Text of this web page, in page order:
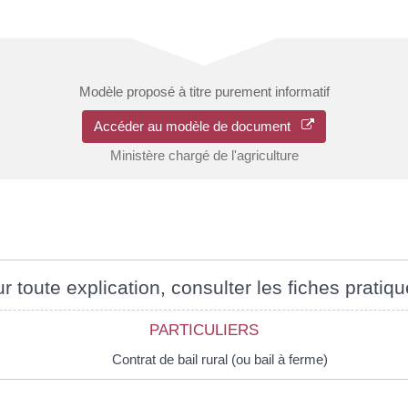
Modèle proposé à titre purement informatif
Accéder au modèle de document
Ministère chargé de l'agriculture
toute explication, consulter les fiches
PARTICULIERS
Contrat de bail rural (ou bail à ferme)